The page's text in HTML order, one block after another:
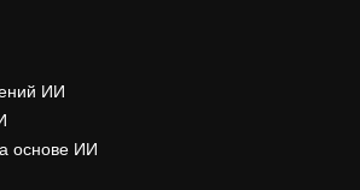
ИИ
основе ИИ